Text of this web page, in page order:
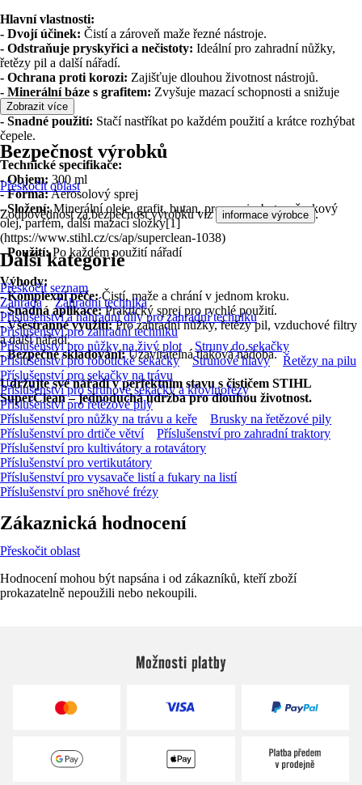
Hlavní vlastnosti:
- Dvojí účinek: Čistí a zároveň maže řezné nástroje.
- Odstraňuje pryskyřici a nečistoty: Ideální pro zahradní nůžky,
řetězy pil a další nářadí.
- Ochrana proti korozi: Zajišťuje dlouhou životnost nástrojů.
- Minerální báze s grafitem: Zvyšuje mazací schopnosti a snižuje
tření.
- Snadné použití: Stačí nastříkat po každém použití a krátce rozhýbat
čepele.
Technické specifikace:
- Objem: 300 ml
- Forma:Aerosolový sprej
- Složení:Minerální oleje, grafit, butan, propan, isobutan, řepkový
olej, parfém, další mazací složky[1]
(https://www.stihl.cz/cs/ap/superclean-1038)
- Použití:Po každém použití nářadí
Výhody:
-Komplexní péče:Čistí, maže a chrání v jednom kroku.
-Snadná aplikace:Praktický sprej pro rychlé použití.
-Všestranné využití:Pro zahradní nůžky, řetězy pil, vzduchové filtry
a další nářadí.
-Bezpečné skladování:Uzavíratelná tlaková nádoba.
Udržujte své nářadí v perfektním stavu s čističem STIHL
SuperClean – jednoduchá údržba pro dlouhou životnost.
Zobrazit více
Bezpečnost výrobků
Přeskočit oblast
Zodpovědnost za bezpečnost výrobku viz informace výrobce .
Další kategorie
Přeskočit seznam
Zahrada
Zahradní technika
Příslušenství a náhradní díly pro zahradní techniku
Příslušenství pro zahradní techniku
Příslušenství pro nůžky na živý plot
Struny do sekačky
Příslušenství pro robotické sekačky
Strunové hlavy
Řetězy na pilu
Příslušenství pro sekačky na trávu
Příslušenství pro strunové sekačky a křovinořezy
Příslušenství pro řetězové pily
Příslušenství pro nůžky na trávu a keře
Brusky na řetězové pily
Příslušenství pro drtiče větví
Příslušenství pro zahradní traktory
Příslušenství pro kultivátory a rotavátory
Příslušenství pro vertikutátory
Příslušenství pro vysavače listí a fukary na listí
Příslušenství pro sněhové frézy
Zákaznická hodnocení
Přeskočit oblast
Hodnocení mohou být napsána i od zákazníků, kteří zboží
prokazatelně nepoužili nebo nekoupili.
Možnosti platby